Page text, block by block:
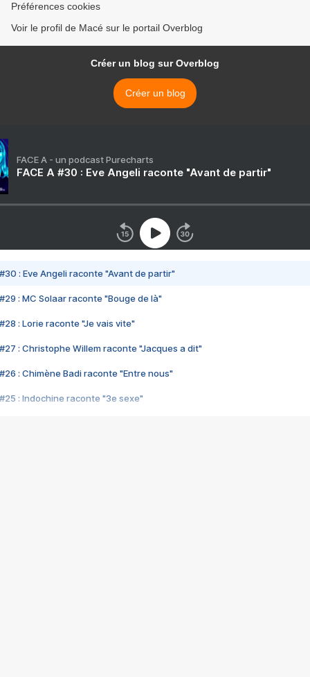
Préférences cookies
Voir le profil de Macé sur le portail Overblog
Créer un blog sur Overblog
Créer un blog
FACE A - un podcast Purecharts
FACE A #30 : Eve Angeli raconte "Avant de partir"
#30 : Eve Angeli raconte "Avant de partir"
#29 : MC Solaar raconte "Bouge de là"
#28 : Lorie raconte "Je vais vite"
#27 : Christophe Willem raconte "Jacques a dit"
#26 : Chimène Badi raconte "Entre nous"
#25 : Indochine raconte "3e sexe"